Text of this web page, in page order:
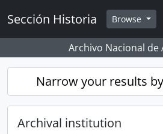
Sección Historia Browse
Archivo Nacional de
Narrow your results
Archival institution